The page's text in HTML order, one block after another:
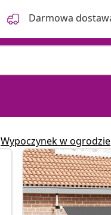
Wypoczynek w ogrodzie